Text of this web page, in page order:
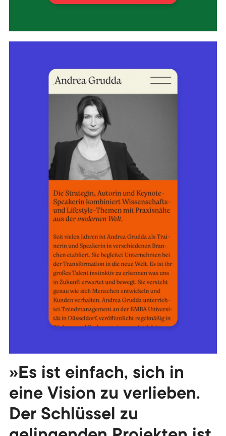
»Es ist einfach, sich in
eine Vision zu verlieben.
Der Schlüssel zu